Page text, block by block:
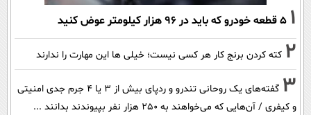
1 ۵ قطعه خودرو که باید در ۹۶ هزار کیلومتر عوض کنید
2 کته کردن برنج کار هر کسی نیست؛ خیلی ها این مهارت را ندارند
3
گفته‌های یک روحانی تندرو و ردپای بیش از ۳ یا ۴ جرم جدی امنیتی
و کیفری / آن‌هایی که می‌خواهند به ۲۵۰ هزار نفر بپیوندند بدانند ...